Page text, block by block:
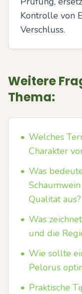
Kontrolle von
Verschluss.
Weitere
Thema:
• Welches
Charakter
• Was
Qualität aus?
• Was
und die
• Wie sollte
Pelorus
• Praktische